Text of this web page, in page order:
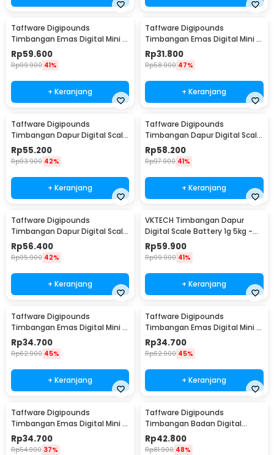
Taffware Digipounds
Timbangan Emas Digital Mini 7
Units 0.01g 500g - UF200H
Rp59.600
Rp99.900 41%
+ Keranjang
Taffware Digipounds
Timbangan Emas Digital Mini 5
Units 0.01g 200g - MH-200
Rp31.800
Rp58.900 47%
+ Keranjang
Taffware Digipounds
Timbangan Dapur Digital Scale
Battery 1g 5kg - Z1S
Rp55.200
Rp93.900 42%
+ Keranjang
Taffware Digipounds
Timbangan Dapur Digital Scale
Battery 1g 10kg - Z2S
Rp58.200
Rp97.900 41%
+ Keranjang
Taffware Digipounds
Timbangan Dapur Digital Scale
Battery 1g 10kg - Z3S
Rp56.400
Rp95.900 42%
+ Keranjang
VKTECH Timbangan Dapur
Digital Scale Battery 1g 5kg -
CK10A
Rp59.900
Rp99.900 41%
+ Keranjang
Taffware Digipounds
Timbangan Emas Digital Mini 7
Units 0.01g 500g - SC-13 /
VSW0083
Rp34.700
Rp62.900 45%
+ Keranjang
Taffware Digipounds
Timbangan Emas Digital Mini 7
Units 0.01g 200g - SC-13 /
VSW0083
Rp34.700
Rp62.900 45%
+ Keranjang
Taffware Digipounds
Timbangan Emas Digital Mini 7
Units 0.01g 100g - SC-13 /
VSW0083
Rp34.700
Rp54.900 37%
Taffware Digipounds
Timbangan Badan Digital
Scale Bluetooth 50g 180kg -
SH-Y01
Rp42.800
Rp81.900 48%